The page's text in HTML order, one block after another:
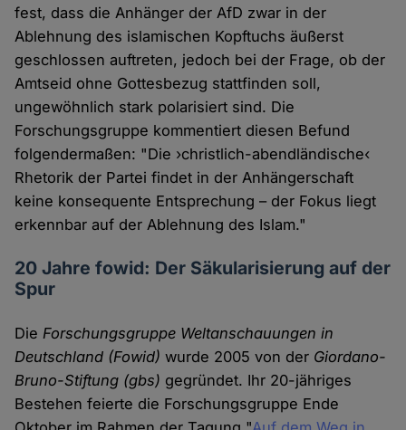
fest, dass die Anhänger der AfD zwar in der
Ablehnung des islamischen Kopftuchs äußerst
geschlossen auftreten, jedoch bei der Frage, ob der
Amtseid ohne Gottesbezug stattfinden soll,
ungewöhnlich stark polarisiert sind. Die
Forschungsgruppe kommentiert diesen Befund
folgendermaßen: "Die ›christlich-abendländische‹
Rhetorik der Partei findet in der Anhängerschaft
keine konsequente Entsprechung – der Fokus liegt
erkennbar auf der Ablehnung des Islam."
20 Jahre fowid: Der Säkularisierung auf der
Spur
DieForschungsgruppe Weltanschauungen in
Deutschland (Fowid) wurde 2005 von der Giordano-
Bruno-Stiftung (gbs) gegründet. Ihr 20-jähriges
Bestehen feierte die Forschungsgruppe Ende